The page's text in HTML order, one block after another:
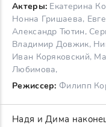
Актеры: Екатерина
Нонна Гришаева,
Александр Тютин,
Владимир Довжик,
Иван Коряковский,
Любимова,
Режиссер: Филипп
Надя и Дима